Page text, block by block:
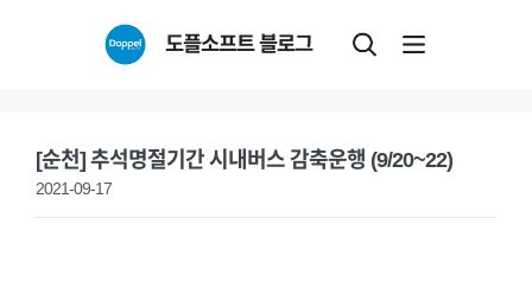
도플소프트 블로그
[순천] 추석명절기간 시내버스 감축운행 (9/20~22)
2021-09-17